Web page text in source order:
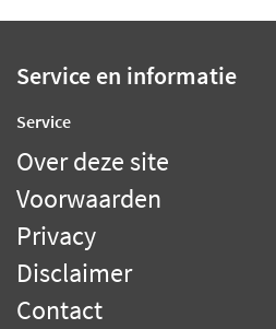
Service en informatie
Service
Over deze site
Voorwaarden
Privacy
Disclaimer
Contact